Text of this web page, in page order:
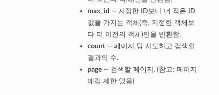
max_id -- 지정한 ID보다 더 작은 ID
값을 가지는 객체(즉, 지정한 객체보
다 더 이전의 객체)만을 반환함.
count-- 페이지 당 시도하고 검색할
결과의 수.
page-- 검색할 페이지. (참고: 페이지
매김 제한 있음)